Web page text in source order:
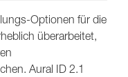
Optionen für die
überarbeitet,
Aural ID 2.1